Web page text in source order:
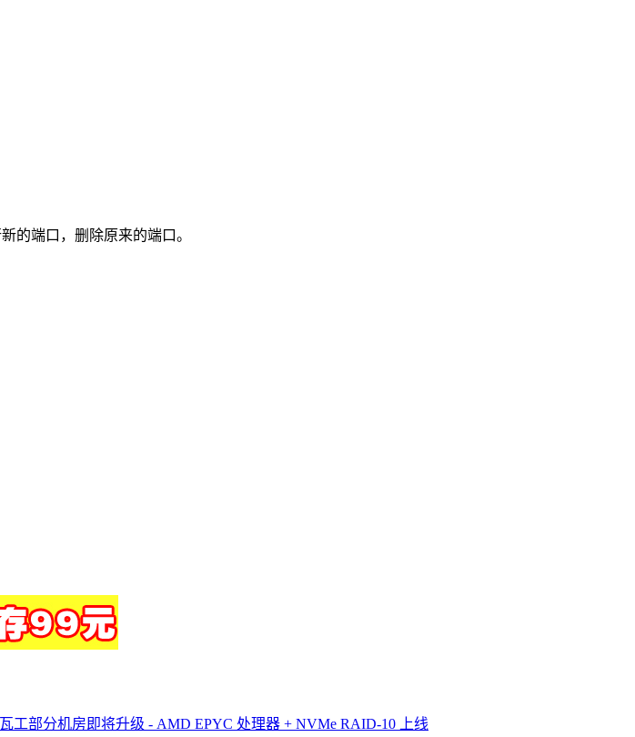
的端口，删除原来的端口。
工部分机房即将升级 - AMD EPYC 处理器 + NVMe RAID-10 上线